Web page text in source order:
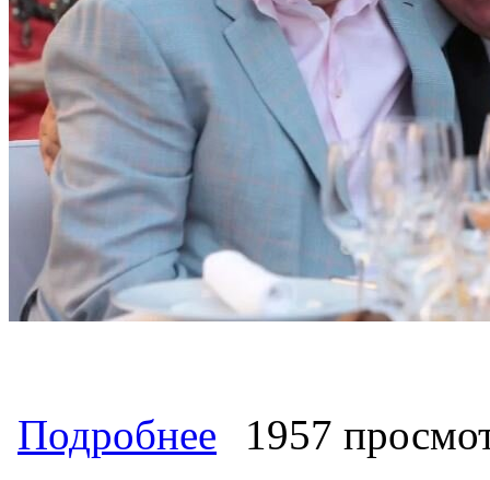
Подробнее о Почему власть обхаживает
робко просили заплатить лишку
поиск 250 млрд рублей в бюджет
1957